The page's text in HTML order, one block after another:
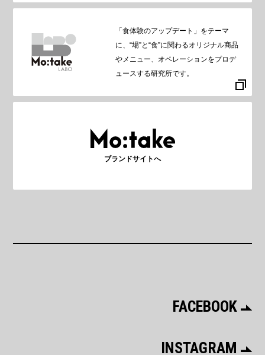
「食体験のアップデート」をテーマ
に、“場”と“食”に関わるオリジナル商品
やメニュー、オペレーションをプロデ
ュースする研究所です。
ブランドサイトへ
FACEBOOK
INSTAGRAM